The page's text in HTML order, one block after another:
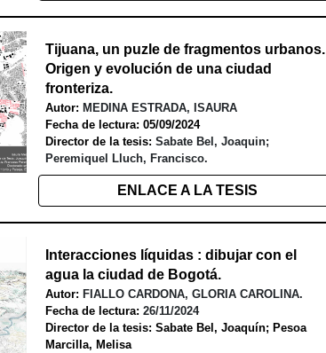
Tijuana, un puzle de fragmentos urbanos.
Origen y evolución de una ciudad
fronteriza.
Autor: MEDINA ESTRADA, ISAURA
Fecha de lectura: 05/09/2024
Director de la tesis: Sabate Bel, Joaquin;
Peremiquel Lluch, Francisco.
ENLACE A LA TESIS
Interacciones líquidas : dibujar con el
agua la ciudad de Bogotá.
Autor: FIALLO CARDONA, GLORIA CAROLINA.
Fecha de lectura: 26/11/2024
Director de la tesis: Sabate Bel, Joaquín; Pesoa
Marcilla, Melisa